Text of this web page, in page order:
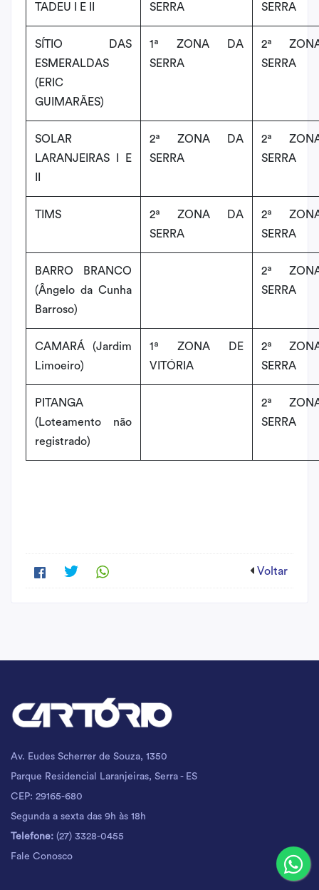
TADEU I E II
SERRA
SERRA
SÍTIO DAS
ESMERALDAS
(ERIC
GUIMARÃES)
1ª ZONA DA
SERRA
2ª
SERRA
SOLAR
LARANJEIRAS I E
2ª ZONA DA
SERRA
2ª
SERRA
TIMS
2ª ZONA DA
SERRA
2ª
SERRA
BARRO BRANCO
(Ângelo da Cunha
Barroso)
2ª
SERRA
CAMARÁ (Jardim
Limoeiro)
1ª ZONA DE
VITÓRIA
2ª
SERRA
PITANGA
(Loteamento não
registrado)
2ª
SERRA
Voltar
Av. Eudes Scherrer de Souza, 1350
Parque Residencial Laranjeiras, Serra - ES
CEP: 29165-680
Segunda a sexta das 9h às 18h
Telefone: (27) 3328-0455
Fale Conosco